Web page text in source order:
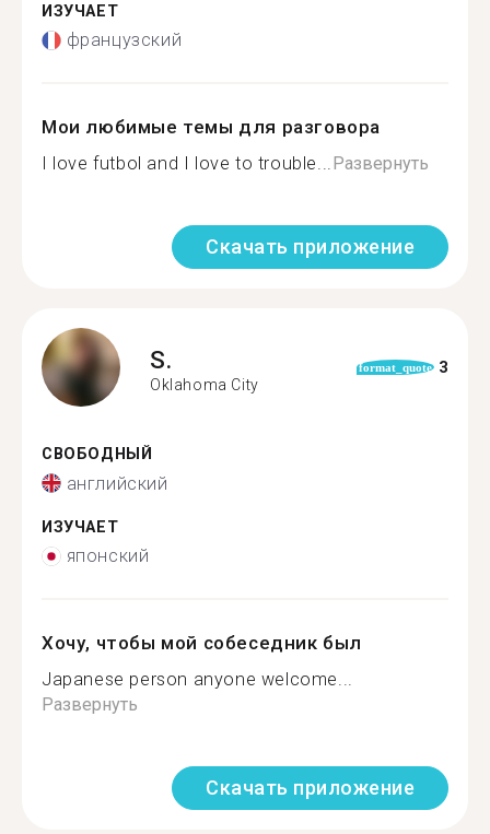
ИЗУЧАЕТ
французский
Мои любимые темы для разговора
I love futbol and I love to trouble...Развернуть
Скачать приложение
S.
Oklahoma City
format_quote 3
СВОБОДНЫЙ
английский
ИЗУЧАЕТ
японский
Хочу, чтобы мой собеседник был
Japanese person anyone welcome...
Развернуть
Скачать приложение